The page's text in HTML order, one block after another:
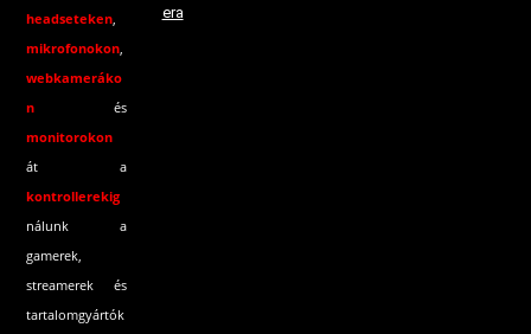
headseteken,
mikrofonokon,
webkameráko
n és
monitorokon
át a
kontrollerekig
nálunk a
gamerek,
streamerek és
tartalomgyártók
era